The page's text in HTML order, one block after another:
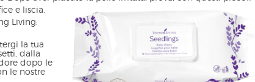
e liscia.
Living:
la tua
dalla
dopo le
le nostre